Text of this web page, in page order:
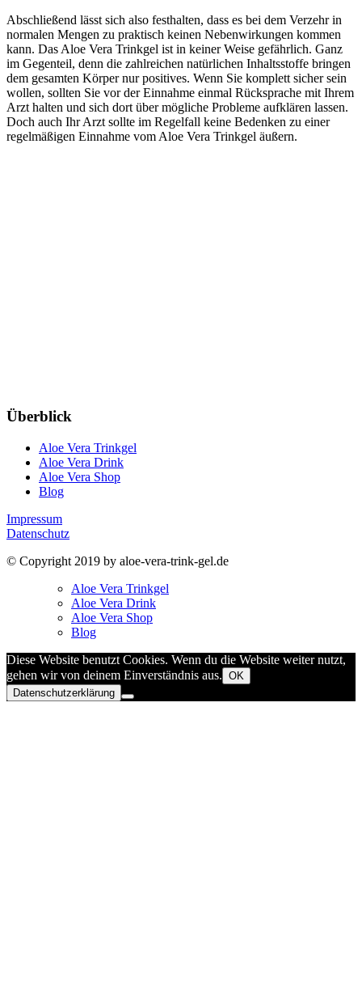
Abschließend lässt sich also festhalten, dass es bei dem Verzehr in
normalen Mengen zu praktisch keinen Nebenwirkungen kommen
kann. Das Aloe Vera Trinkgel ist in keiner Weise gefährlich. Ganz
im Gegenteil, denn die zahlreichen natürlichen Inhaltsstoffe bringen
dem gesamten Körper nur positives. Wenn Sie komplett sicher sein
wollen, sollten Sie vor der Einnahme einmal Rücksprache mit Ihrem
Arzt halten und sich dort über mögliche Probleme aufklären lassen.
Doch auch Ihr Arzt sollte im Regelfall keine Bedenken zu einer
regelmäßigen Einnahme vom Aloe Vera Trinkgel äußern.
Überblick
Aloe Vera Trinkgel
Aloe Vera Drink
Aloe Vera Shop
Blog
Impressum
Datenschutz
© Copyright 2019 by aloe-vera-trink-gel.de
Aloe Vera Trinkgel
Aloe Vera Drink
Aloe Vera Shop
Blog
Diese Website benutzt Cookies. Wenn du die Website weiter nutzt,
gehen wir von deinem Einverständnis aus. OK
Datenschutzerklärung